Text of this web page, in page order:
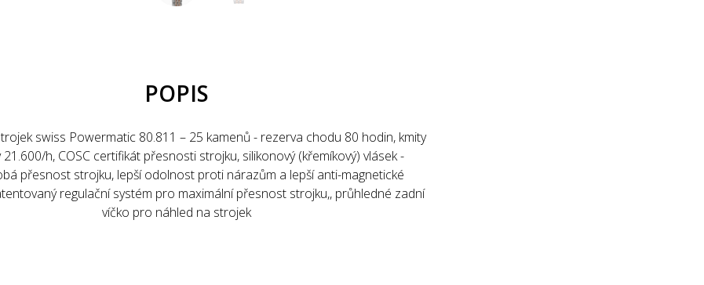
POPIS
swiss Powermatic 80.811 – 25 kamenů - rezerva chodu 80 hodin, kmity
21.600/h, COSC certifikát přesnosti strojku, silikonový (křemíkový) vlásek -
přesnost strojku, lepší odolnost proti nárazům a lepší anti-magnetické
regulační systém pro maximální přesnost strojku,, průhledné zadní
víčko pro náhled na strojek